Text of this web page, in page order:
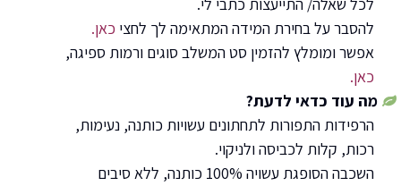
להסבר על בחירת המידה המתאימה לך לחצי כאן.
אפשר ומומלץ להזמין סט המשלב סוגים ורמות ספיגה,
כאן.
מה עוד כדאי לדעת?
הרפידות התפורות לתחתונים עשויות כותנה, נעימות,
רכות, קלות לכביסה ולניקוי.
השכבה הסופגת עשויה 100% כותנה, ללא סיבים